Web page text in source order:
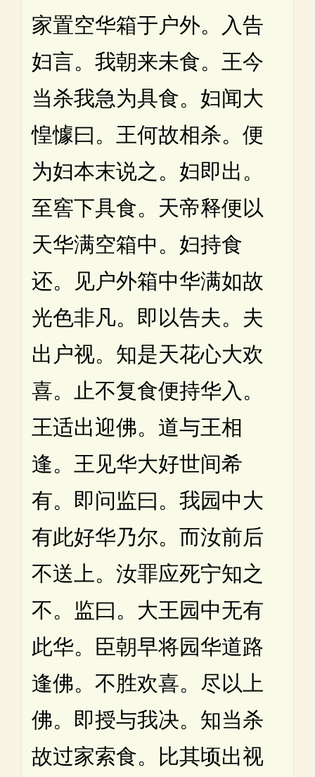
家置空华箱于户外。入告
妇言。我朝来未食。王今
当杀我急为具食。妇闻大
惶懅曰。王何故相杀。便
为妇本末说之。妇即出。
至窖下具食。天帝释便以
天华满空箱中。妇持食
还。见户外箱中华满如故
光色非凡。即以告夫。夫
出户视。知是天花心大欢
喜。止不复食便持华入。
王适出迎佛。道与王相
逢。王见华大好世间希
有。即问监曰。我园中大
有此好华乃尔。而汝前后
不送上。汝罪应死宁知之
不。监曰。大王园中无有
此华。臣朝早将园华道路
逢佛。不胜欢喜。尽以上
佛。即授与我决。知当杀
故过家索食。比其顷出视